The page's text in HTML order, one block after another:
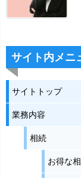
サイト内メニ
サイトトップ
業務内容
相続
お得な